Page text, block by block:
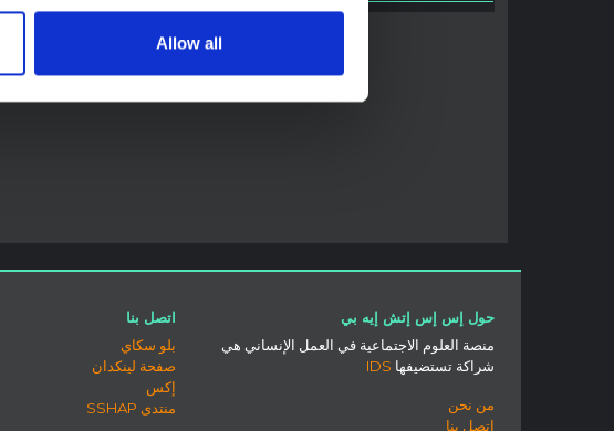
Allow all
حول إس إس إتش إيه بي
منصة العلوم الاجتماعية في العمل الإنساني هي
شراكة تستضيفها IDS
من نحن
اتصل بنا
اتصل بنا
بلو سكاي
صفحة لينكدان
إكس
منتدى SSHAP